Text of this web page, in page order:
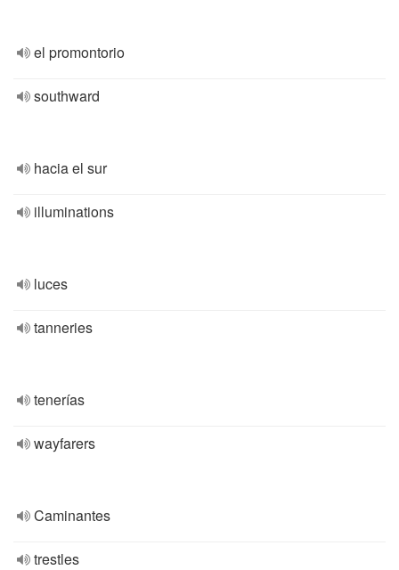
el promontorio
southward
hacia el sur
illuminations
luces
tanneries
tenerías
wayfarers
Caminantes
trestles